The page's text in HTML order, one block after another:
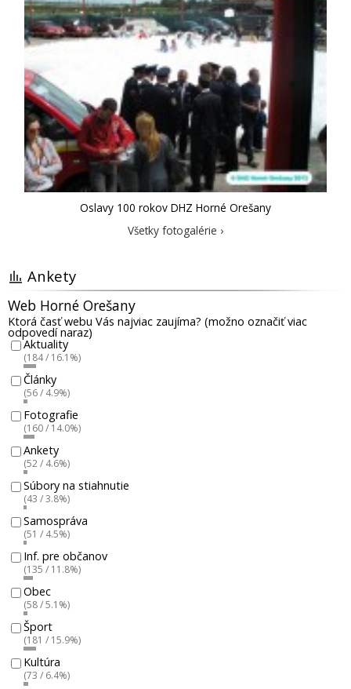
Oslavy 100 rokov DHZ Horné Orešany
Všetky fotogalérie ›
Ankety
Web Horné Orešany
Ktorá časť webu Vás najviac zaujíma? (možno označiť viac
odpovedí naraz)
Aktuality
(184 / 16.1%)
Články
(56 / 4.9%)
Fotografie
(160 / 14.0%)
Ankety
(52 / 4.6%)
Súbory na stiahnutie
(43 / 3.8%)
Samospráva
(51 / 4.5%)
Inf. pre občanov
(135 / 11.8%)
Obec
(58 / 5.1%)
Šport
(181 / 15.9%)
Kultúra
(73 / 6.4%)